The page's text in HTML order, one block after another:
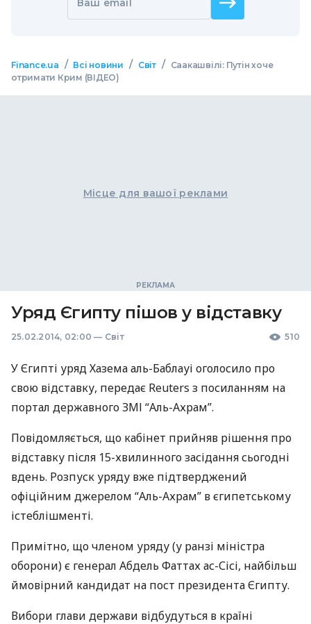
Ваш email
Finance.ua / Всі новини / Світ /
Саакашвілі: Путін хоче
отримати Крим (ВІДЕО)
Місце для вашої реклами
Уряд Єгипту пішов у відставку
25.02.2014, 02:00 — Світ 510
У Єгипті уряд Хазема аль-Баблауі оголосило про
свою відставку, передає Reuters з посиланням на
портал державногоЗМІ “Аль-Ахрам”.
Повідомляється, що кабінет прийняв рішення про
відставку після 15-хвилинного засідання сьогодні
вдень. Розпуск уряду вже підтверджений
офіційним джерелом “Аль-Ахрам” в єгипетському
істеблішменті.
Примітно, що членом уряду (у ранзі міністра
оборони) є генерал Абдель Фаттах ас-Сісі, найбільш
ймовірний кандидат на пост президента Єгипту.
Вибори глави держави відбудуться в країні